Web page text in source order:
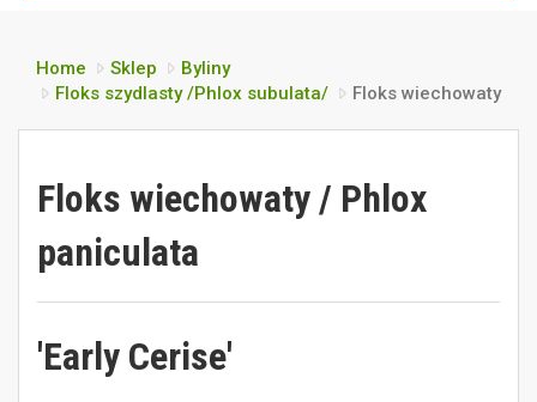
Home Sklep
Byliny
Floks szydlasty /Phlox subulata/
Floks wiechowaty
Floks wiechowaty / Phlox
paniculata
'Early Cerise'